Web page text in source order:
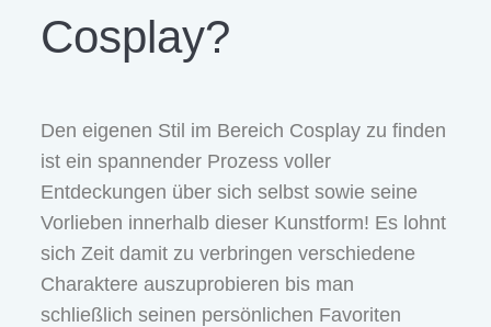
Cosplay?
Den eigenen Stil im Bereich Cosplay zu finden
ist ein spannender Prozess voller
Entdeckungen über sich selbst sowie seine
Vorlieben innerhalb dieser Kunstform! Es lohnt
sich Zeit damit zu verbringen verschiedene
Charaktere auszuprobieren bis man
schließlich seinen persönlichen Favoriten